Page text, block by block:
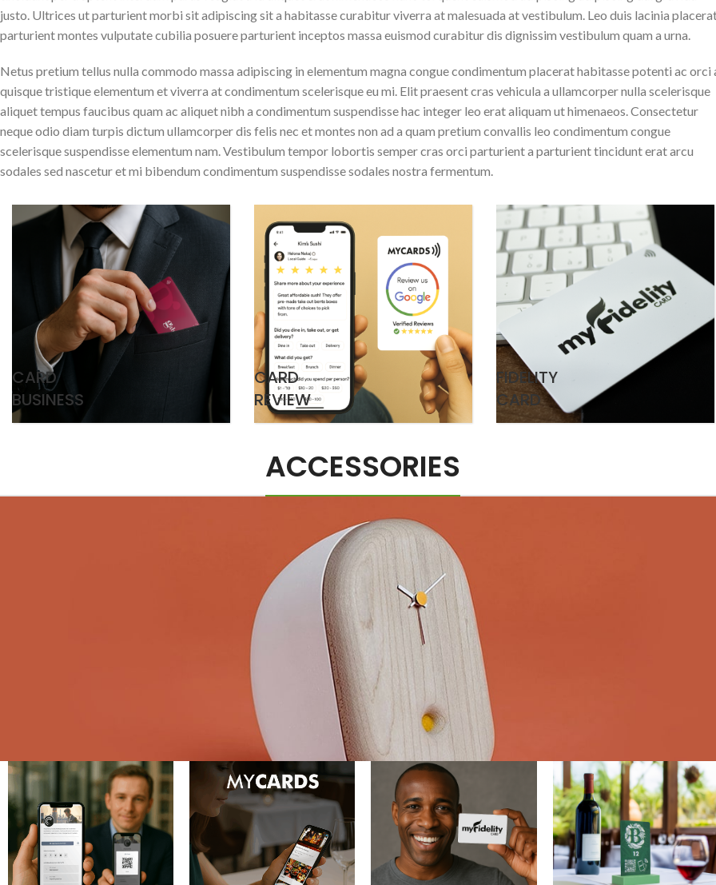
justo. Ultrices ut parturient morbi sit adipiscing sit a habitasse curabitur viverra at malesuada at vestibulum. Leo duis lacinia
parturient montes vulputate cubilia posuere parturient inceptos massa euismod curabitur dis dignissim vestibulum quam a urna.
Netus pretium tellus nulla commodo massa adipiscing in elementum magna congue condimentum placerat habitasse potenti ac orci
quisque tristique elementum et viverra at condimentum scelerisque eu mi. Elit praesent cras vehicula a ullamcorper nulla scelerisque
aliquet tempus faucibus quam ac aliquet nibh a condimentum suspendisse hac integer leo erat aliquam ut himenaeos. Consectetur
neque odio diam turpis dictum ullamcorper dis felis nec et montes non ad a quam pretium convallis leo condimentum congue
scelerisque suspendisse elementum nam. Vestibulum tempor lobortis semper cras orci parturient a parturient tincidunt erat arcu
sodales sed nascetur et mi bibendum condimentum suspendisse sodales nostra fermentum.
CARD
BUSINESS
CARD
REVIEW
FIDELITY
CARD
ACCESSORIES